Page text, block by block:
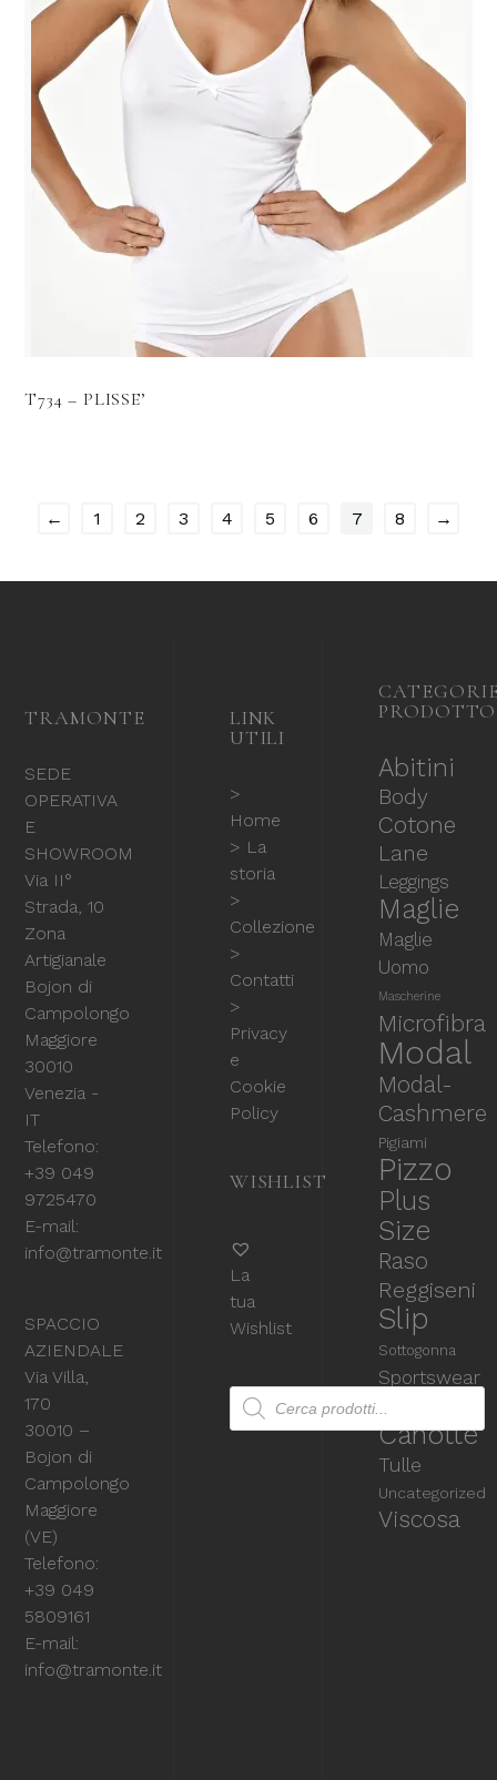
T734 – PLISSE’
← 1 2 3 4 5 6 7 8 →
TRAMONTE
SEDE
OPERATIVA
E
SHOWROOM
Via II°
Strada, 10
Zona
Artigianale
Bojon di
Campolongo
Maggiore
30010
Venezia -
IT
Telefono:
+39 049
9725470
E-mail:
info@tramonte.it
SPACCIO
AZIENDALE
Via Villa,
170
30010 –
Bojon di
Campolongo
Maggiore
(VE)
Telefono:
+39 049
5809161
E-mail:
info@tramonte.it
LINK
UTILI
>
Home
> La
storia
>
Collezione
>
Contatti
>
Privacy
e
Cookie
Policy
WISHLIST
La
tua
Wishlist
Products search
PRODOTTO
Abitini
Body
Cotone
Lane
Leggings
Maglie
Maglie
Uomo
Mascherine
Microfibra
Modal
Modal-
Cashmere
Pigiami
Pizzo
Plus
Size
Raso
Reggiseni
Slip
Sottogonna
Sportswear
Top &
Canotte
Tulle
Uncategorized
Viscosa